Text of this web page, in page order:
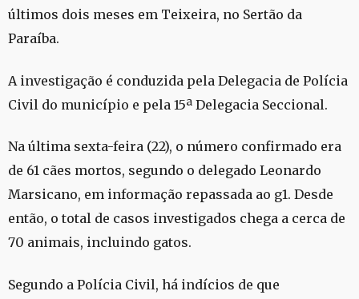
últimos dois meses em Teixeira, no Sertão da
Paraíba.
A investigação é conduzida pela Delegacia de Polícia
Civil do município e pela 15ª Delegacia Seccional.
Na última sexta-feira (22), o número confirmado era
de 61 cães mortos, segundo o delegado Leonardo
Marsicano, em informação repassada ao g1. Desde
então, o total de casos investigados chega a cerca de
70 animais, incluindo gatos.
Segundo a Polícia Civil, há indícios de que